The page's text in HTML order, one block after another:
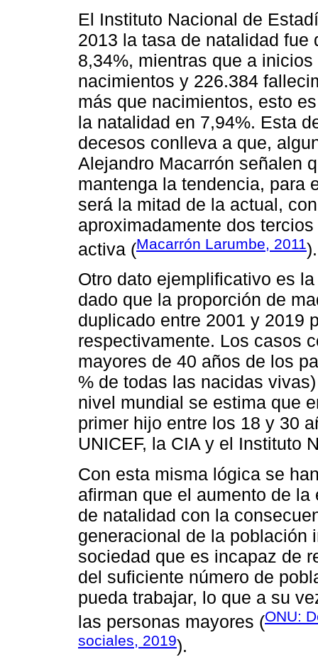
El Instituto Nacional de
2013 la tasa de natalidad fue
8,34%, mientras que a
nacimientos y 226.384
más que nacimientos, esto
la natalidad en 7,94%. Esta
decesos conlleva a que,
Alejandro Macarrón señalen
mantenga la tendencia, para
será la mitad de la actual,
aproximadamente dos
activa (Macarrón Larumbe, 2011).
Otro dato ejemplificativo es
dado que la proporción de
duplicado entre 2001 y 2019
respectivamente. Los casos
mayores de 40 años de los
% de todas las nacidas
nivel mundial se estima que
primer hijo entre los 18 y 30
UNICEF, la CIA y el Instituto
Con esta misma lógica se
afirman que el aumento de
de natalidad con la
generacional de la población
sociedad que es incapaz de
del suficiente número de
pueda trabajar, lo que a su
las personas mayores (ONU:
sociales, 2019).